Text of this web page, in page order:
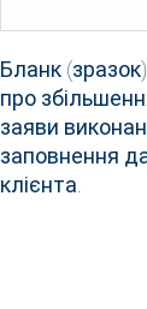
Бланк
про
заяви
заповнення
клієнта.